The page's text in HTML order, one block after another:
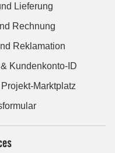
Lieferung
Rechnung
Reklamation
Kundenkonto-ID
Marktplatz